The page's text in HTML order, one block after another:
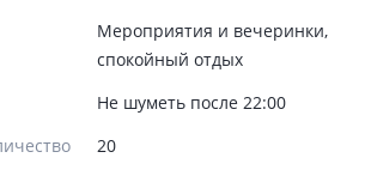
Мероприятия и вечеринки,
спокойный отдых
Не шуметь после 22:00
20